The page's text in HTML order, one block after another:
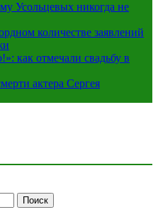
Усольцевых никогда не
количестве заявлений
как отмечали свадьбу в
актера Сергея